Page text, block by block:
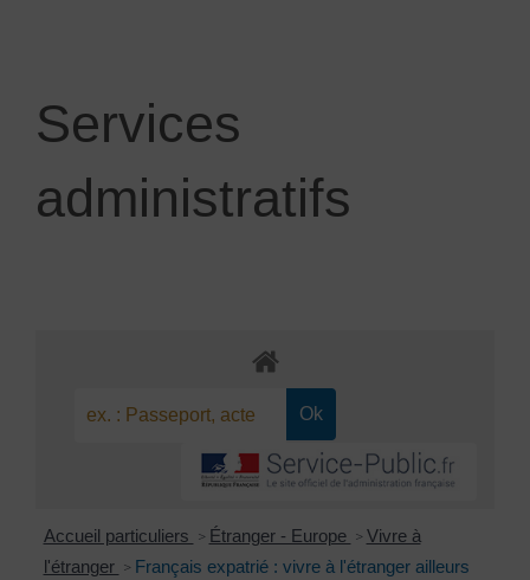
Services
administratifs
Accueil particuliers > Étranger - Europe > Vivre à
l'étranger > Français expatrié : vivre à l'étranger ailleurs